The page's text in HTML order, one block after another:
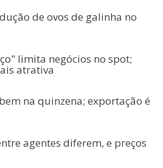
de ovos de galinha no
limita negócios no spot;
atrativa
na quinzena; exportação é
agentes diferem, e preços